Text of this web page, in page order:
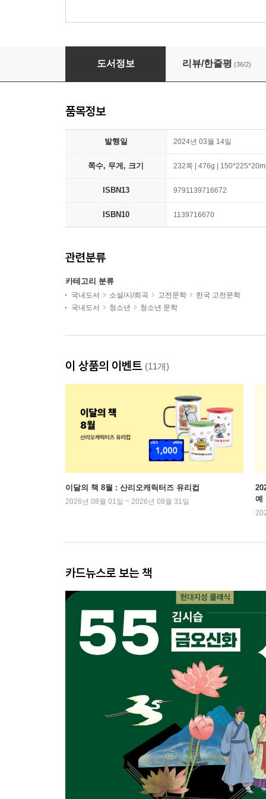
금오신화
도서정보 리뷰/한줄평 (36/2)
품목정보
발행일 2024년 03월 14일
쪽수, 무게, 크기 232쪽 | 476g |
ISBN13 9791139716672
ISBN10 1139716670
관련분류
카테고리 분류
국내도서 소설/시/희곡 고전문학
한국 고전문학
국내도서
청소년 청소년 문학
이 상품의 이벤트 (11개)
이달의 책 8월 : 산리오캐릭터즈 유리컵
2026년 08월 01일 ~ 2026년 08월 31일
예
카드뉴스로 보는 책